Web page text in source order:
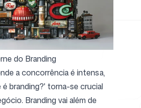
ajuda
do Branding
a concorrência é intensa,
branding?' torna-se crucial
Branding vai além de